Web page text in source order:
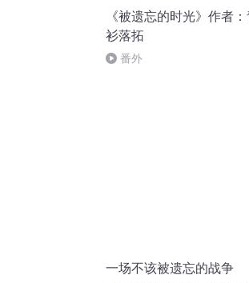
《被遗忘的时光》作者
衫落拓
番外
一场不该被遗忘的战争